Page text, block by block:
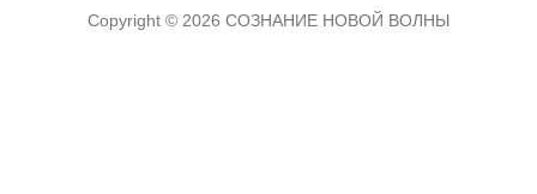
Copyright © 2026 СОЗНАНИЕ НОВОЙ ВОЛНЫ